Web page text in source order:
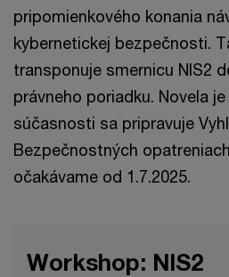
pripomienkového konania
kybernetickej bezpečnosti.
transponuje smernicu NIS2
právneho poriadku. Novela
súčasnosti sa pripravuje
Bezpečnostných
očakávame od 1.7.2025.
Workshop: NIS2